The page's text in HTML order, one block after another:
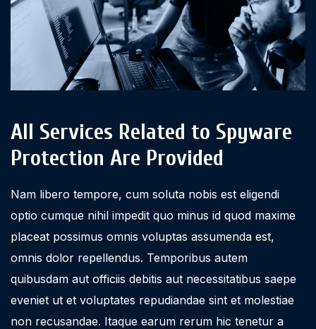
All Services Related to Spyware
Protection Are Provided
Nam libero tempore, cum soluta nobis est eligendi
optio cumque nihil impedit quo minus id quod maxime
placeat possimus omnis voluptas assumenda est,
omnis dolor repellendus. Temporibus autem
quibusdam aut officiis debitis aut necessitatibus saepe
eveniet ut et voluptates repudiandae sint et molestiae
non recusandae. Itaque earum rerum hic tenetur a